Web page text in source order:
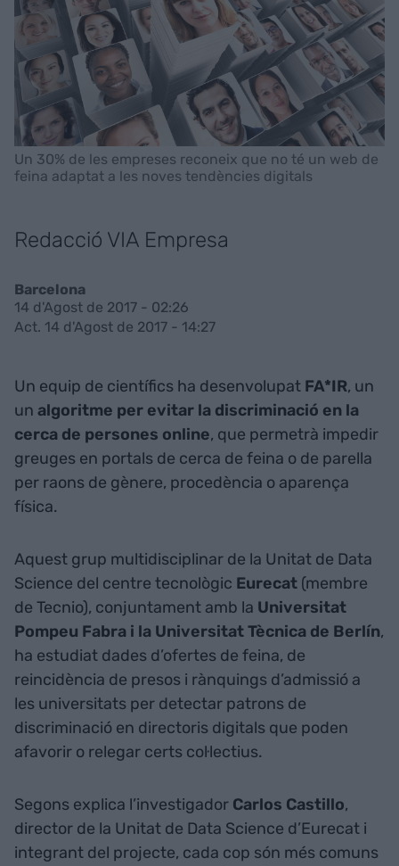
Un 30% de les empreses reconeix que no té un web de
feina adaptat a les noves tendències digitals
Redacció VIA Empresa
Barcelona
14 d'Agost de 2017 - 02:26
Act. 14 d'Agost de 2017 - 14:27
Un equip de científics ha desenvolupat FA*IR, un
un algoritme per evitar la discriminació en la
cerca de persones online, que permetrà impedir
greuges en portals de cerca de feina o de parella
per raons de gènere, procedència o aparença
física.
Aquest grup multidisciplinar de la Unitat de Data
Science del centre tecnològic Eurecat (membre
de Tecnio), conjuntament amb la Universitat
Pompeu Fabra i la Universitat Tècnica de Berlín,
ha estudiat dades d’ofertes de feina, de
reincidència de presos i rànquings d’admissió a
les universitats per detectar patrons de
discriminació en directoris digitals que poden
afavorir o relegar certs col·lectius.
Segons explica l’investigador Carlos Castillo,
director de la Unitat de Data Science d’Eurecat i
integrant del projecte, cada cop són més comuns